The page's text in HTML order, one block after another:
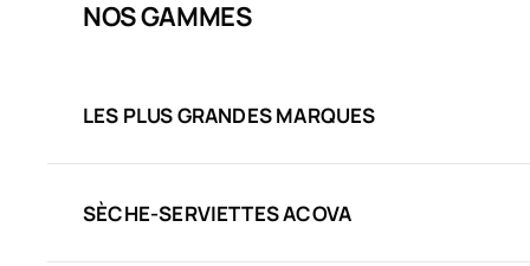
NOS GAMMES
LES PLUS GRANDES MARQUES
SÈCHE-SERVIETTES ACOVA